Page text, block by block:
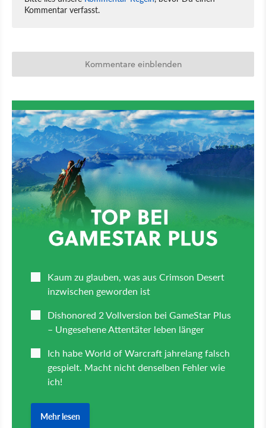
Kommentar verfasst.
Kommentare einblenden